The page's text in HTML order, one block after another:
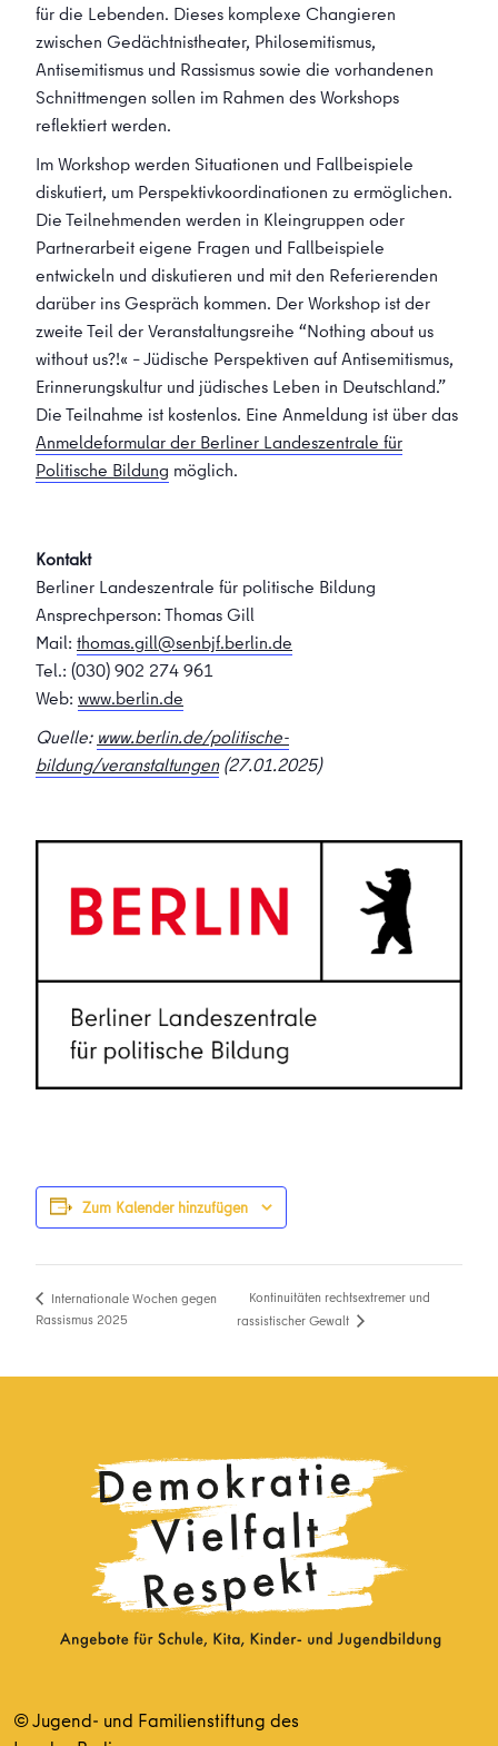
für die Lebenden. Dieses komplexe Changieren
zwischen Gedächtnistheater, Philosemitismus,
Antisemitismus und Rassismus sowie die vorhandenen
Schnittmengen sollen im Rahmen des Workshops
reflektiert werden.
Im Workshop werden Situationen und Fallbeispiele
diskutiert, um Perspektivkoordinationen zu ermöglichen.
Die Teilnehmenden werden in Kleingruppen oder
Partnerarbeit eigene Fragen und Fallbeispiele
entwickeln und diskutieren und mit den Referierenden
darüber ins Gespräch kommen. Der Workshop ist der
zweite Teil der Veranstaltungsreihe “Nothing about us
without us?!« – Jüdische Perspektiven auf Antisemitismus,
Erinnerungskultur und jüdisches Leben in Deutschland.”
Die Teilnahme ist kostenlos. Eine Anmeldung ist über das
Anmeldeformular der Berliner Landeszentrale für
Politische Bildung möglich.
Kontakt
Berliner Landeszentrale für politische Bildung
Ansprechperson: Thomas Gill
Mail: thomas.gill@senbjf.berlin.de
Tel.: (030) 902 274 961
Web: www.berlin.de
Quelle: www.berlin.de/politische-
bildung/veranstaltungen(27.01.2025)
Zum Kalender hinzufügen
Internationale Wochen gegen
Rassismus 2025
Kontinuitäten rechtsextremer und
rassistischer Gewalt
© Jugend- und Familienstiftung des